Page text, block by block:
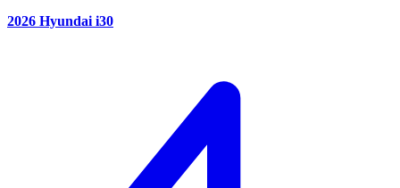
2026 Hyundai i30